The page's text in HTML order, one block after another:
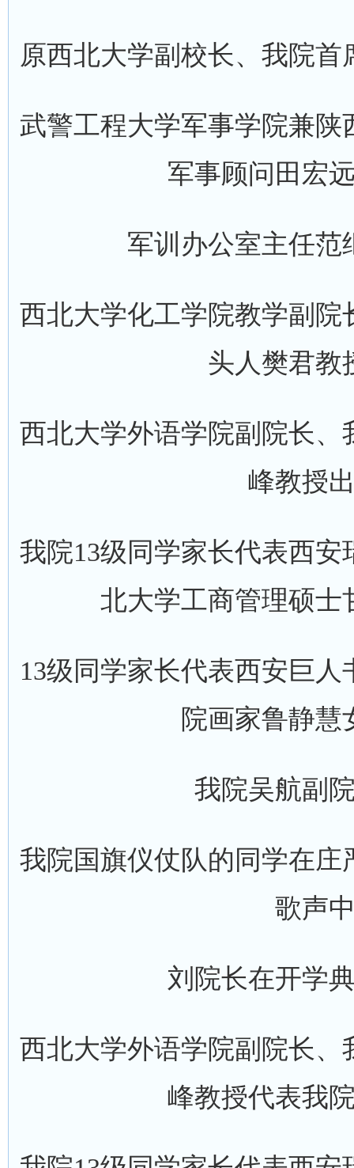
原西北大学副校长、我院
武警工程大学军事学院兼
军事顾问田宏
军训办公室主任范
西北大学化工学院教学副
头人樊君教
西北大学外语学院副院长
峰教授
我院13级同学家长代表西
北大学工商管理硕士
13级同学家长代表西安巨
院画家鲁静慧
我院吴航副
我院国旗仪仗队的同学在
歌声
刘院长在开学
西北大学外语学院副院长
峰教授代表我